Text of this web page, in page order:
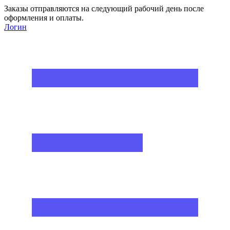
Заказы отправляются на следующий рабочий день после
оформления и оплаты.
Логин